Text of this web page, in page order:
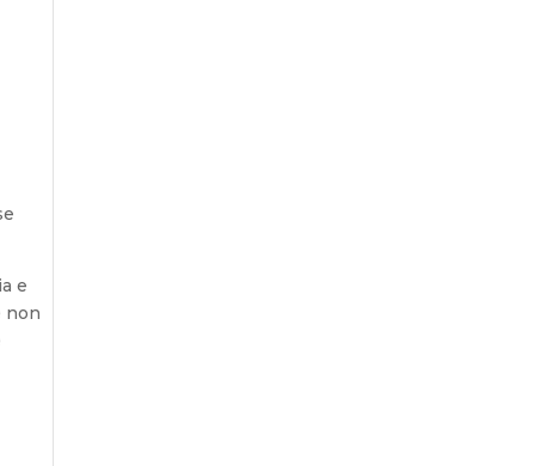
e
non